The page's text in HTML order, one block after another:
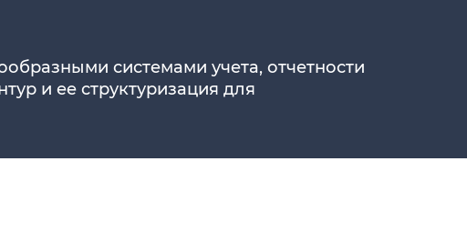
системами учета, отчетности
и ее структуризация для